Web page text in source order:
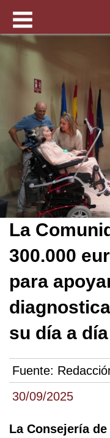
30/09/2025
La
300.000
para
su día a día
Fuente:
La Consejería